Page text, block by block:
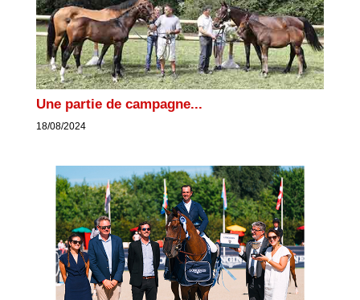
Une partie de campagne...
18/08/2024